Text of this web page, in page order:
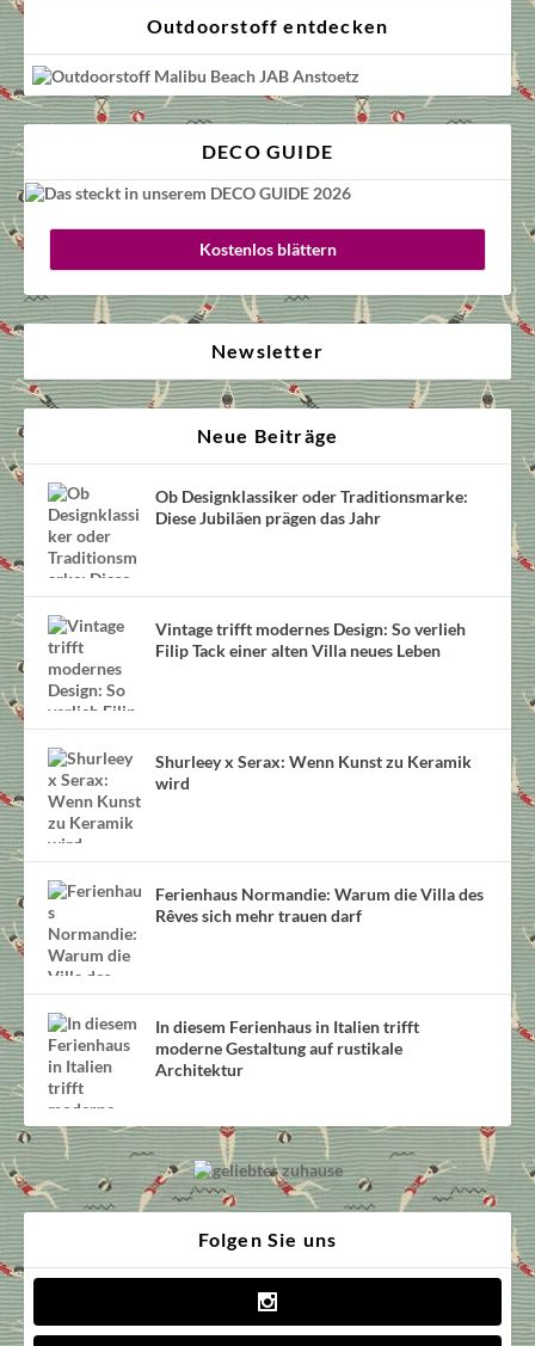
Outdoorstoff entdecken
DECO GUIDE
Kostenlos blättern
Newsletter
Neue Beiträge
Ob Designklassiker oder Traditionsmarke:
Diese Jubiläen prägen das Jahr
Vintage trifft modernes Design: So verlieh
Filip Tack einer alten Villa neues Leben
Shurleey x Serax: Wenn Kunst zu Keramik
wird
Ferienhaus Normandie: Warum die Villa des
Rêves sich mehr trauen darf
In diesem Ferienhaus in Italien trifft
moderne Gestaltung auf rustikale
Architektur
Folgen Sie uns